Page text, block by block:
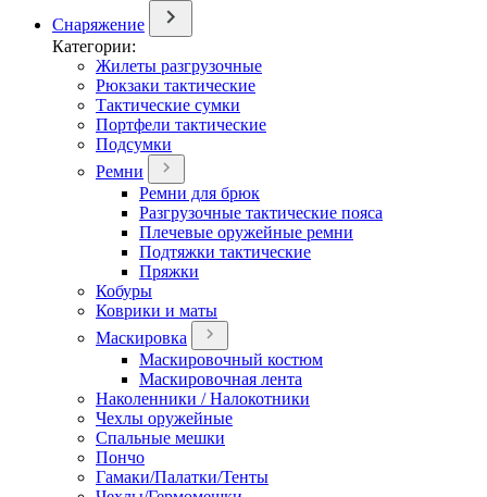
Снаряжение
Категории:
Жилеты разгрузочные
Рюкзаки тактические
Тактические сумки
Портфели тактические
Подсумки
Ремни
Ремни для брюк
Разгрузочные тактические пояса
Плечевые оружейные ремни
Подтяжки тактические
Пряжки
Кобуры
Коврики и маты
Маскировка
Маскировочный костюм
Маскировочная лента
Наколенники / Налокотники
Чехлы оружейные
Спальные мешки
Пончо
Гамаки/Палатки/Тенты